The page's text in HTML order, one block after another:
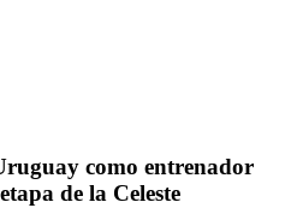
como entrenador
de la Celeste